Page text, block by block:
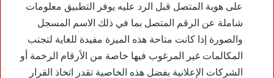
على هوية المتصل قبل الرد عليه يوفر التطبيق معلومات
شاملة عن الرقم المتصل بما في ذلك الاسم المسجل
والصورة إذا كانت متاحة هذه الميزة مفيدة للغاية لتجنب
المكالمات غير المرغوب فيها خاصة من الأرقام الرخمة أو
الشركات الإعلانية بفضل هذه الخاصية تقدر اتخاذ القرار